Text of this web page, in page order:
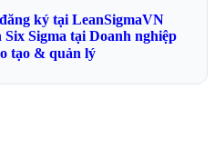
ký tại LeanSigmaVN
Sigma tại Doanh nghiệp
tạo & quản lý